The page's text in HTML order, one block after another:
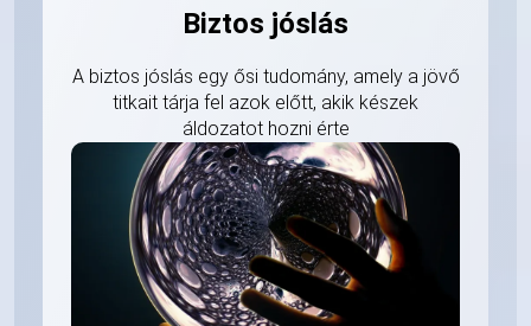
Biztos jóslás
A biztos jóslás egy ősi tudomány, amely a jövő
titkait tárja fel azok előtt, akik készek
áldozatot hozni érte